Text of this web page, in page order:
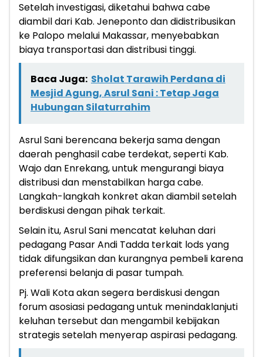
Setelah investigasi, diketahui bahwa cabe
diambil dari Kab. Jeneponto dan didistribusikan
ke Palopo melalui Makassar, menyebabkan
biaya transportasi dan distribusi tinggi.
Baca Juga: Sholat Tarawih Perdana di
Mesjid Agung, Asrul Sani : Tetap Jaga
Hubungan Silaturrahim
Asrul Sani berencana bekerja sama dengan
daerah penghasil cabe terdekat, seperti Kab.
Wajo dan Enrekang, untuk mengurangi biaya
distribusi dan menstabilkan harga cabe.
Langkah-langkah konkret akan diambil setelah
berdiskusi dengan pihak terkait.
Selain itu, Asrul Sani mencatat keluhan dari
pedagang Pasar Andi Tadda terkait lods yang
tidak difungsikan dan kurangnya pembeli karena
preferensi belanja di pasar tumpah.
Pj. Wali Kota akan segera berdiskusi dengan
forum asosiasi pedagang untuk menindaklanjuti
keluhan tersebut dan mengambil kebijakan
strategis setelah menyerap aspirasi pedagang.